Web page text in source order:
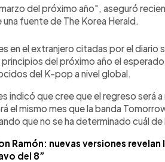
del próximo año", aseguró
fuente de The Korea Herald.
en el extranjero citadas por el diario
del próximo año el
del K-pop a nivel global.
indicó que cree que el regreso será
el mismo mes que la banda
que no se ha determinado cuál
Ramón: nuevas versiones
del 8”